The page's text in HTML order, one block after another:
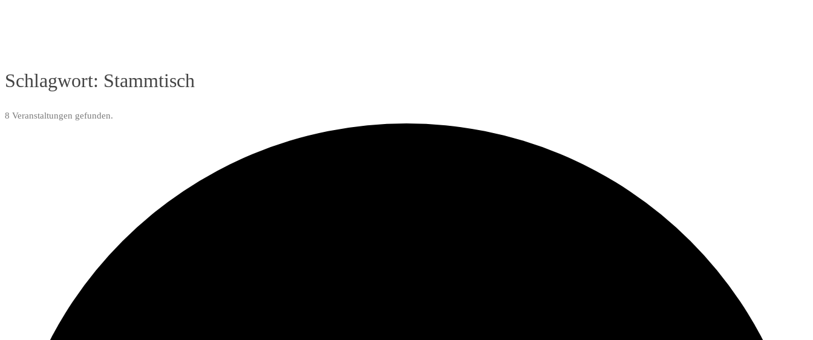
Schlagwort: Stammtisch
8 Veranstaltungen gefunden.